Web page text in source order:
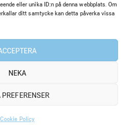
eller unika ID:n på denna webbplats. Om
ditt samtycke kan detta påverka vissa
NEKA
Cookie Policy